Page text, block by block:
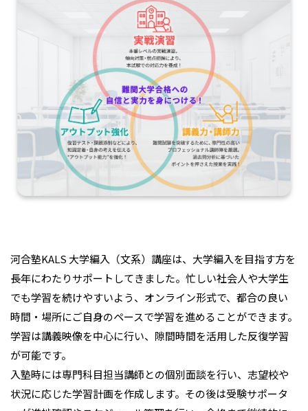
河合塾KALS 大学編入（文系）講座は、大学編入を目指す方を
長年にわたりサポートしてきました。忙しい社会人や大学生
でも学習を続けやすいよう、オンライン形式で、都合の良い
時間・場所にご自身のペースで学習を進めることができます。
学習は講義映像を中心に行い、隙間時間を活用した反復学習
が可能です。
入塾時には専門科目担当講師との個別面談を行い、志望校や
状況に応じた学習計画を作成します。その後は受験サポータ